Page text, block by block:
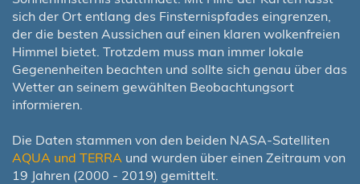
sich der Ort entlang des Finsternispfades eingrenzen,
der die besten Aussichen auf einen klaren wolkenfreien
Himmel bietet. Trotzdem muss man immer lokale
Gegenenheiten beachten und sollte sich genau über das
Wetter an seinem gewählten Beobachtungsort
informieren.
Die Daten stammen von den beiden NASA-Satelliten
AQUA und TERRA und wurden über einen Zeitraum von
19 Jahren (2000 - 2019) gemittelt.